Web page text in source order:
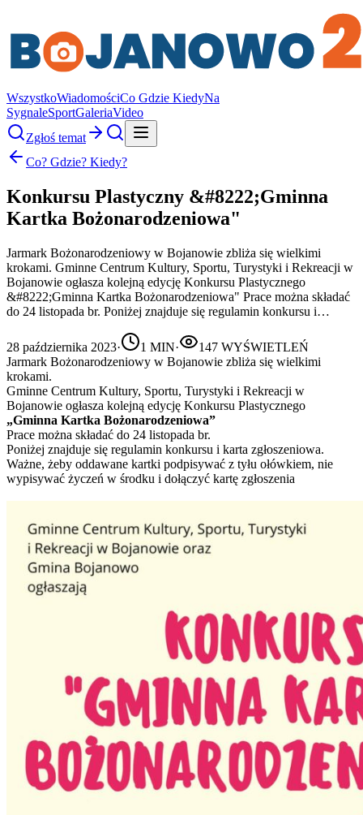
WszystkoWiadomościCo Gdzie KiedyNa
SygnaleSportGaleriaVideo
Zgłoś temat
Co? Gdzie? Kiedy?
Konkursu Plastyczny &#8222;Gminna
Kartka Bożonarodzeniowa"
Jarmark Bożonarodzeniowy w Bojanowie zbliża się wielkimi
krokami. Gminne Centrum Kultury, Sportu, Turystyki i Rekreacji w
Bojanowie ogłasza kolejną edycję Konkursu Plastycznego
&#8222;Gminna Kartka Bożonarodzeniowa" Prace można składać
do 24 listopada br. Poniżej znajduje się regulamin konkursu i…
28 października 2023· 1 MIN· 147 WYŚWIETLEŃ
Jarmark Bożonarodzeniowy w Bojanowie zbliża się wielkimi
krokami.
Gminne Centrum Kultury, Sportu, Turystyki i Rekreacji w
Bojanowie ogłasza kolejną edycję Konkursu Plastycznego
„Gminna Kartka Bożonarodzeniowa”
Prace można składać do 24 listopada br.
Poniżej znajduje się regulamin konkursu i karta zgłoszeniowa.
Ważne, żeby oddawane kartki podpisywać z tyłu ołówkiem, nie
wypisywać życzeń w środku i dołączyć kartę zgłoszenia